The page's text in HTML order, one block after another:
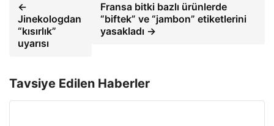
←
Jinekologdan
“kısırlık”
uyarısı
Fransa bitki bazlı ürünlerde
“biftek” ve “jambon” etiketlerini
yasakladı →
Tavsiye Edilen Haberler